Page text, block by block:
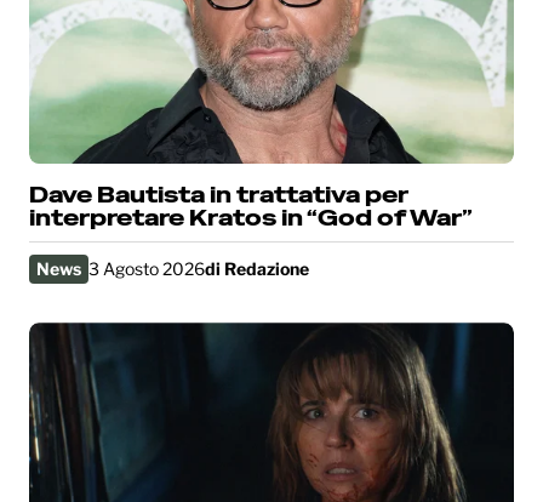
Dave Bautista in trattativa per
interpretare Kratos in “God of War”
News 3 Agosto 2026di Redazione